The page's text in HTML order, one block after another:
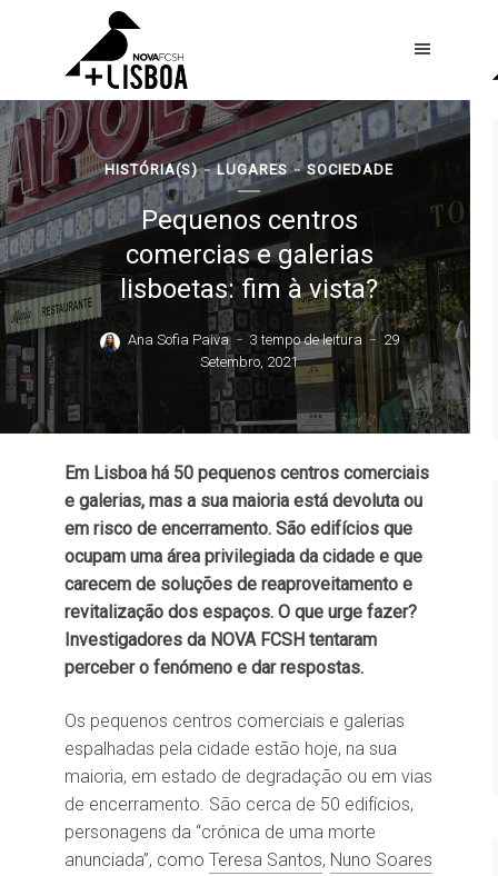
HISTÓRIA(S) LUGARES SOCIEDADE
Pequenos centros
comercias e galerias
lisboetas: fim à vista?
Ana Sofia Paiva 3 tempo de leitura
29
Setembro, 2021
Em Lisboa há 50 pequenos centros comerciais
e galerias, mas a sua maioria está devoluta ou
em risco de encerramento. São edifícios que
ocupam uma área privilegiada da cidade e que
carecem de soluções de reaproveitamento e
revitalização dos espaços. O que urge fazer?
Investigadores da NOVA FCSH tentaram
perceber o fenómeno e dar respostas.
Os pequenos centros comerciais e galerias
espalhadas pela cidade estão hoje, na sua
maioria, em estado de degradação ou em vias
de encerramento. São cerca de 50 edifícios,
personagens da “crónica de uma morte
anunciada”, como Teresa Santos, Nuno Soares